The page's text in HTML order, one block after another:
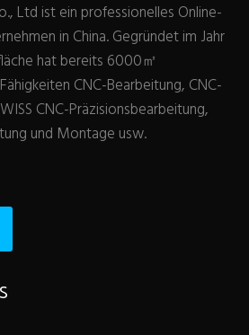
Ltd ist ein professionelles Online-
in China. Gegründet im Jahr
hat bereits 6000㎡
CNC-Bearbeitung, CNC-
CNC-Präzisionsbearbeitung,
und Montage usw.